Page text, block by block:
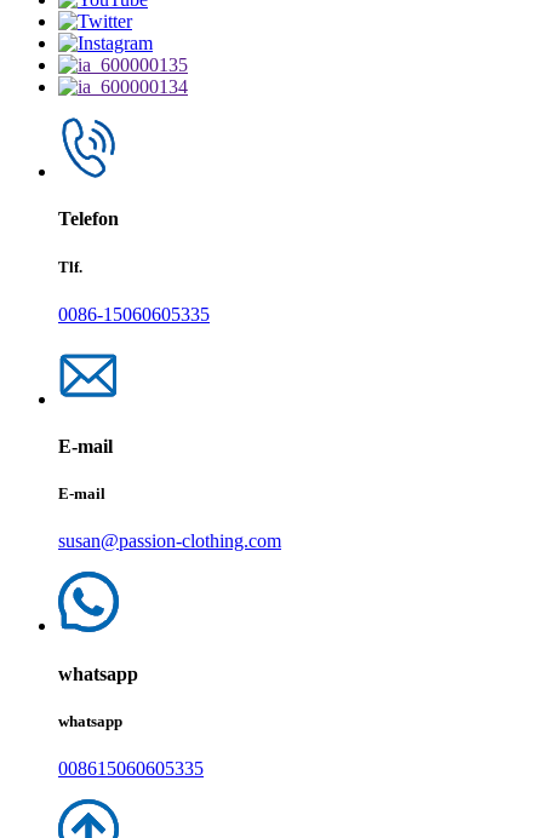
Telefon
Tlf.
0086-15060605335
E-mail
E-mail
susan@passion-clothing.com
whatsapp
whatsapp
008615060605335